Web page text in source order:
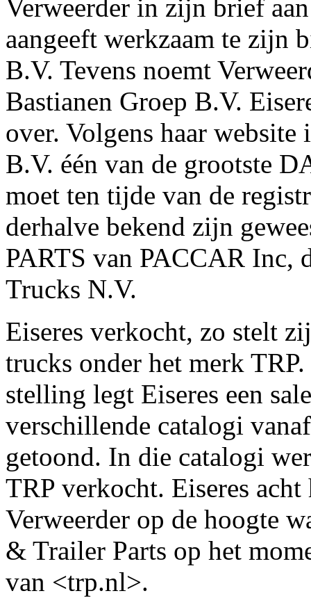
Verweerder in zijn brief
aangeeft werkzaam te zijn
B.V. Tevens noemt
Bastianen Groep B.V.
over. Volgens haar
B.V. één van de grootste
moet ten tijde van de
derhalve bekend zijn
PARTS van PACCAR Inc,
Trucks N.V.
Eiseres verkocht, zo stelt
trucks onder het merk
stelling legt Eiseres een
verschillende catalogi
getoond. In die catalogi
TRP verkocht. Eiseres
Verweerder op de hoogte
& Trailer Parts op het
van <trp.nl>.